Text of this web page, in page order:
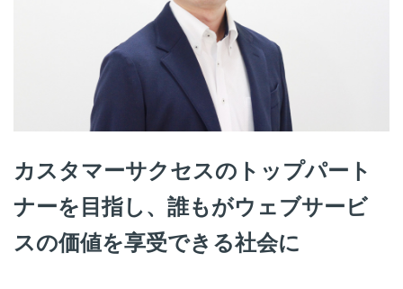
カスタマーサクセスのトップパート
ナーを目指し、誰もがウェブサービ
スの価値を享受できる社会に